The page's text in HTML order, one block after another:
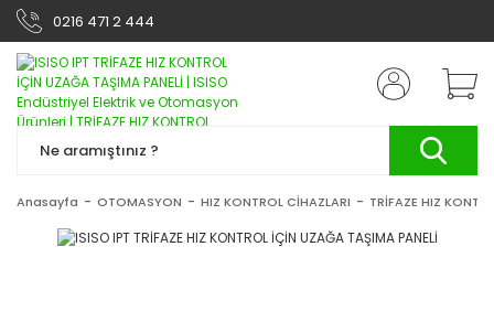
0216 471 2 444
Anasayfa OTOMASYON HIZ KONTROL CİHAZLARI TRİFAZE HIZ